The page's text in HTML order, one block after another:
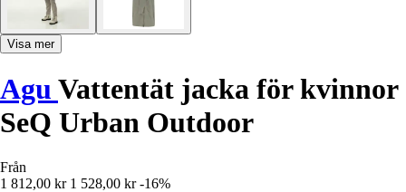
Visa mer
Agu Vattentät jacka för kvinnor
SeQ Urban Outdoor
Från
1 812,00 kr 1 528,00 kr -16%